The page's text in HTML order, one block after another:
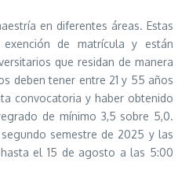
en diferentes áreas. Estas
de matrícula y están
que residan de manera
deben tener entre 21 y 55 años
convocatoria y haber obtenido
de mínimo 3,5 sobre 5,0.
semestre de 2025 y las
el 15 de agosto a las 5:00